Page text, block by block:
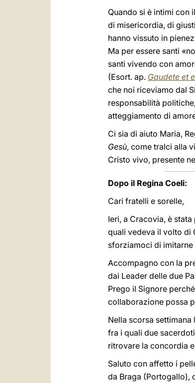
Quando si è intimi con
di misericordia, di
hanno vissuto in
Ma per essere santi
santi vivendo con
(Esort. ap. Gaudete et
che noi riceviamo dal
responsabilità
atteggiamento di
Ci sia di aiuto Maria,
Gesù, come tralci alla
Cristo vivo, presente
Dopo il Regina Coeli:
Cari fratelli e sorelle,
Ieri, a Cracovia, è
quali vedeva il volto di
sforziamoci di imitarne
Accompagno con la
dai Leader delle due
Prego il Signore
collaborazione possa
Nella scorsa
fra i quali due
ritrovare la concordia
Saluto con affetto i
da Braga (Portogallo),